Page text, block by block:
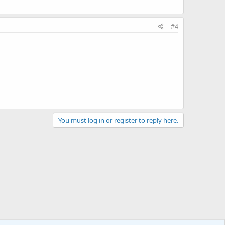
#4
You must log in or register to reply here.